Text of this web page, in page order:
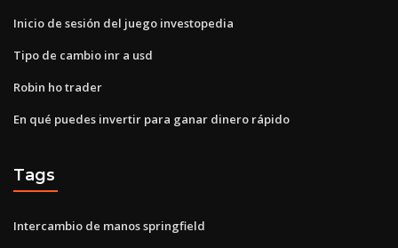
Inicio de sesión del juego investopedia
Tipo de cambio inr a usd
Robin ho trader
En qué puedes invertir para ganar dinero rápido
Tags
Intercambio de manos springfield